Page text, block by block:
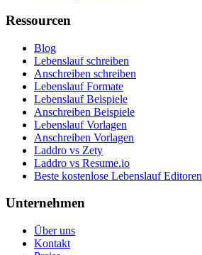
Ressourcen
Blog
Lebenslauf schreiben
Anschreiben schreiben
Lebenslauf Formate
Lebenslauf Beispiele
Anschreiben Beispiele
Lebenslauf Vorlagen
Anschreiben Vorlagen
Laddro vs Zety
Laddro vs Resume.io
Beste kostenlose Lebenslauf Editoren
Unternehmen
Über uns
Kontakt